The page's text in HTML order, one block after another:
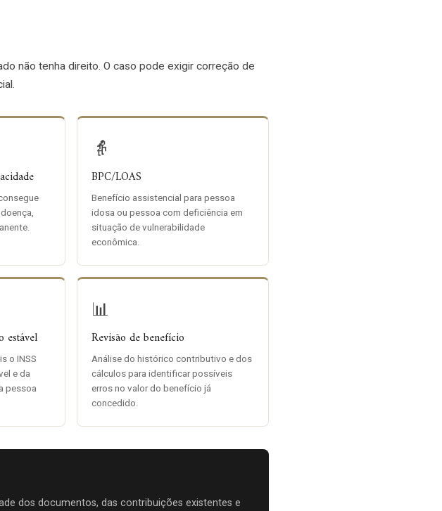
não tenha direito. O caso pode exigir correção de
👵
BPC/LOAS
Benefício assistencial para pessoa
idosa ou pessoa com deficiência em
situação de vulnerabilidade
econômica.
estável
o INSS
e da
pessoa
📊
Revisão de benefício
Análise do histórico contributivo e dos
cálculos para identificar possíveis
erros no valor do benefício já
concedido.
dos documentos, das contribuições existentes e